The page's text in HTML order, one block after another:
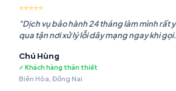
⭐⭐⭐⭐⭐
"Dịch vụ bảo hành 24 tháng làm mình rất
qua tận nơi xử lý lỗi dây mạng ngay khi
Chú Hùng
✓ Khách hàng thân thiết
Biên Hòa, Đồng Nai